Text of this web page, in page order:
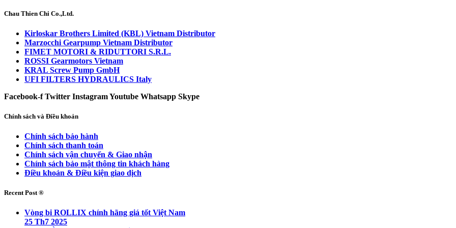
Chau Thien Chi Co.,Ltd.
Kirloskar Brothers Limited (KBL) Vietnam Distributor
Marzocchi Gearpump Vietnam Distributor
FIMET MOTORI & RIDUTTORI S.R.L.
ROSSI Gearmotors Vietnam
KRAL Screw Pump GmbH
UFI FILTERS HYDRAULICS Italy
Facebook-f Twitter InstagramYoutube Whatsapp Skype
Chính sách và Điều khoản
Chính sách bảo hành
Chính sách thanh toán
Chính sách vận chuyển & Giao nhận
Chính sách bảo mật thông tin khách hàng
Điều khoản & Điều kiện giao dịch
Recent Post ®
Vòng bi ROLLIX chính hãng giá tốt Việt Nam
25 Th7 2025